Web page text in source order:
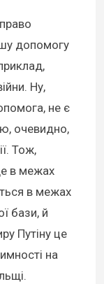
допомогу
Ну,
не є
очевидно,
Тож,
в межах
в межах
бази, й
Путіну це
на